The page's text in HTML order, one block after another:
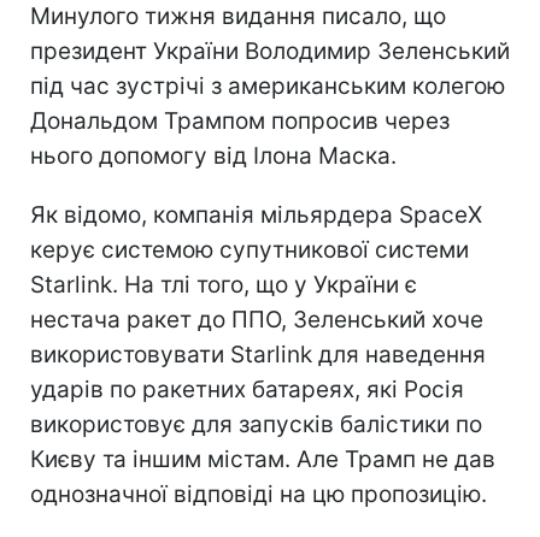
Минулого тижня видання писало, що
президент України Володимир Зеленський
під час зустрічі з американським колегою
Дональдом Трампом попросив через
нього допомогу від Ілона Маска.
Як відомо, компанія мільярдера SpaceX
керує системою супутникової системи
Starlink. На тлі того, що у України є
нестача ракет до ППО, Зеленський хоче
використовувати Starlink для наведення
ударів по ракетних батареях, які Росія
використовує для запусків балістики по
Києву та іншим містам. Але Трамп не дав
однозначної відповіді на цю пропозицію.